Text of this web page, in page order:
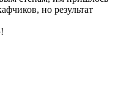
но результат